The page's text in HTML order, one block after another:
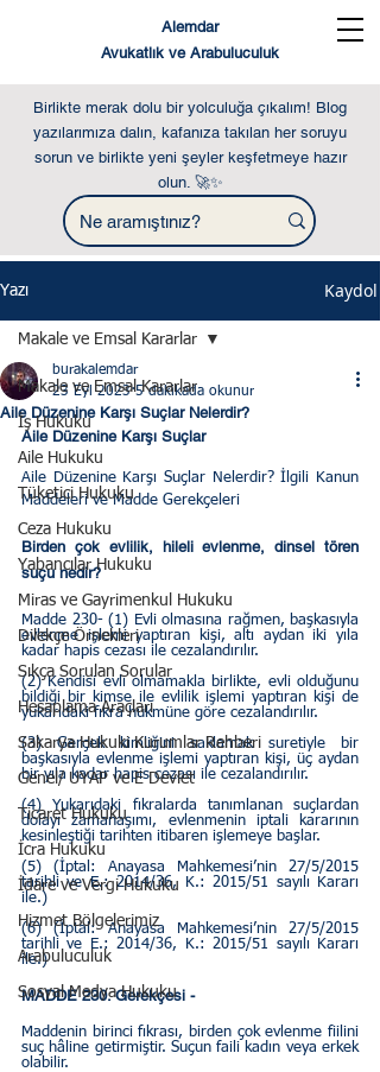
Alemdar
Avukatlık ve Arabuluculuk
Birlikte merak dolu bir yolculuğa çıkalım! Blog
yazılarımıza dalın, kafanıza takılan her soruyu
sorun ve birlikte yeni şeyler keşfetmeye hazır
olun. 🚀✨
Yazı Kaydol
Makale ve Emsal Kararlar
İş Hukuku
Aile Hukuku
Tüketici Hukuku
Ceza Hukuku
Yabancılar Hukuku
Miras ve Gayrimenkul Hukuku
Dilekçe Örnekleri
Sıkça Sorulan Sorular
Hesaplama Araçları
Sakarya Hukuki Kurumlar Rehberi
Genel/ UYAP ve E Devlet
Ticaret Hukuku
İcra Hukuku
İdare ve Vergi Hukuku
Hizmet Bölgelerimiz
Arabuluculuk
Sosyal Medya Hukuku
Makale ve Emsal Kararlar
Aile Düzenine Karşı Suçlar Nelerdir?
burakalemdar
23 Eyl 2023 5 dakikada okunur
Aile Düzenine Karşı Suçlar
Aile Düzenine Karşı Suçlar Nelerdir? İlgili Kanun
Maddeleri ve Madde Gerekçeleri
Birden çok evlilik, hileli evlenme, dinsel tören
suçu nedir?
Madde 230- (1) Evli olmasına rağmen, başkasıyla
evlenme işlemi yaptıran kişi, altı aydan iki yıla
kadar hapis cezası ile cezalandırılır.
(2) Kendisi evli olmamakla birlikte, evli olduğunu
bildiği bir kimse ile evlilik işlemi yaptıran kişi de
yukarıdaki fıkra hükmüne göre cezalandırılır.
(3) Gerçek kimliğini saklamak suretiyle bir
başkasıyla evlenme işlemi yaptıran kişi, üç aydan
bir yıla kadar hapis cezası ile cezalandırılır.
(4) Yukarıdaki fıkralarda tanımlanan suçlardan
dolayı zamanaşımı, evlenmenin iptali kararının
kesinleştiği tarihten itibaren işlemeye başlar.
(5) (İptal: Anayasa Mahkemesi’nin 27/5/2015
tarihli ve E.: 2014/36, K.: 2015/51 sayılı Kararı
ile.)
(6) (İptal: Anayasa Mahkemesi’nin 27/5/2015
tarihli ve E.: 2014/36, K.: 2015/51 sayılı Kararı
ile.)
MADDE 230. Gerekçesi -
Maddenin birinci fıkrası, birden çok evlenme fiilini
suç hâline getirmiştir. Suçun faili kadın veya erkek
olabilir.